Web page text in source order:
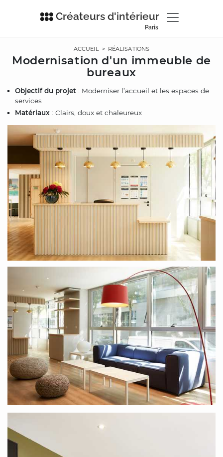
Créateurs d'intérieur
Paris
ACCUEIL> RÉALISATIONS
Modernisation d'un immeuble de
bureaux
Objectif du projet : Moderniser l’accueil et les espaces de
services
Matériaux : Clairs, doux et chaleureux